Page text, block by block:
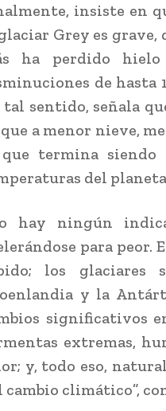
insiste en
Grey es
ha perdido
de hasta
tal sentido, señala
a menor nieve,
termina siendo
del
hay ningún
para peor.
los glaciares
y la
significativos
extremas,
y, todo eso,
cambio climático”,